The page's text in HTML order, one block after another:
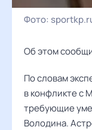
Фото:
Об этом
По словам
в конфликте с
требующие
Володина.